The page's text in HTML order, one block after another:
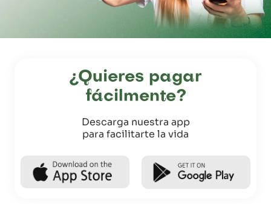
¿Quieres pagar
fácilmente?
Descarga nuestra app
para facilitarte la vida